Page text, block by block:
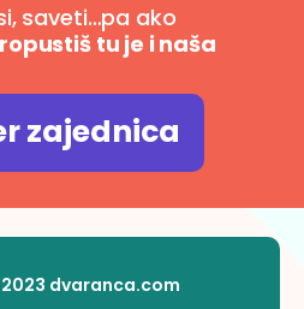
saveti…pa ako
tu je i naša
zajednica
dvaranca.com